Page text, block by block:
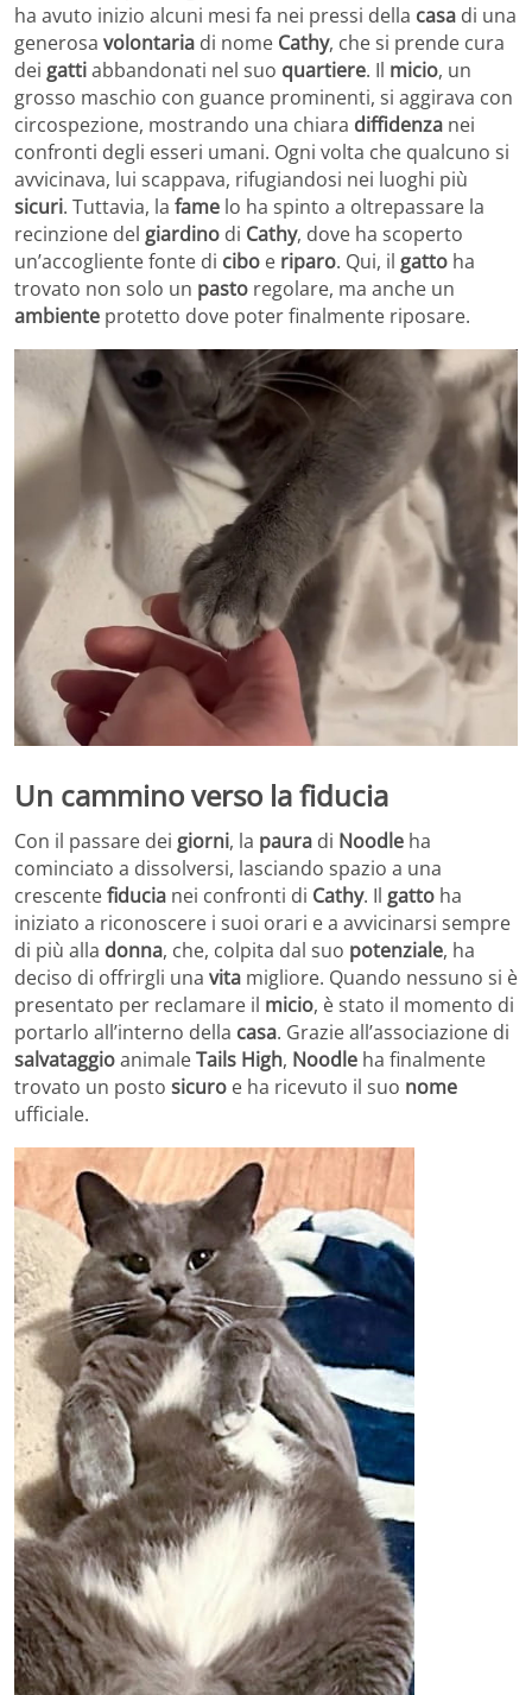
ha avuto inizio alcuni mesi fa nei pressi della casa di una
generosa volontaria di nome Cathy, che si prende cura
dei gattiabbandonati nel suo quartiere. Il micio, un
grosso maschio con guance prominenti, si aggirava con
circospezione, mostrando una chiara diffidenza nei
confronti degli esseri umani. Ogni volta che qualcuno si
avvicinava, lui scappava, rifugiandosi nei luoghi più
sicuri. Tuttavia, la fame lo ha spinto a oltrepassare la
recinzione del giardino di Cathy, dove ha scoperto
un’accogliente fonte di cibo e riparo. Qui, il gatto ha
trovato non solo un pasto regolare, ma anche un
ambiente protetto dove poter finalmente riposare.
Un cammino verso la fiducia
Con il passare dei giorni, la paura di Noodle ha
cominciato a dissolversi, lasciando spazio a una
crescentefiducia nei confronti di Cathy. Il gatto ha
iniziato a riconoscere i suoi orari e a avvicinarsi sempre
di più alla donna, che, colpita dal suo potenziale, ha
deciso di offrirgli una vita migliore. Quando nessuno si è
presentato per reclamare il micio, è stato il momento di
portarlo all’interno della casa. Grazie all’associazione di
salvataggioanimaleTails High, Noodle ha finalmente
trovato un posto sicuro e ha ricevuto il suo nome
ufficiale.